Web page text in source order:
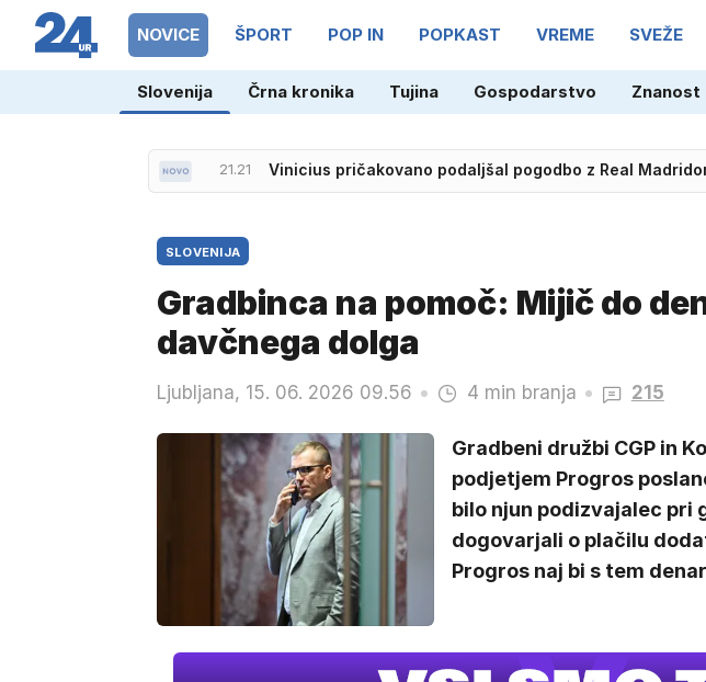
NOVICE ŠPORT POP IN POPKAST VREME SVEŽE
Slovenija Črna kronika Tujina Gospodarstvo Znanost
21.21 Vinicius pričakovano podaljšal pogodbo z Real
SLOVENIJA
Gradbinca na pomoč: Mijič do
davčnega dolga
Ljubljana, 15. 06. 2026 09.56 4 min branja 215
Gradbeni družbi CGP in
podjetjem Progros
bilo njun podizvajalec pri
dogovarjali o plačilu
Progros naj bi s tem